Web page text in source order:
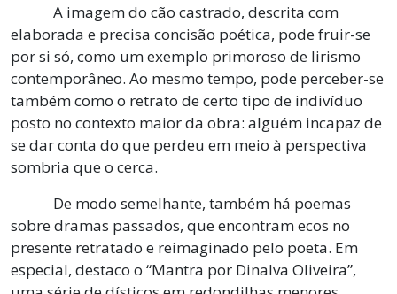
A imagem do cão castrado, descrita com
elaborada e precisa concisão poética, pode fruir-se
por si só, como um exemplo primoroso de lirismo
contemporâneo. Ao mesmo tempo, pode perceber-se
também como o retrato de certo tipo de indivíduo
posto no contexto maior da obra: alguém incapaz de
se dar conta do que perdeu em meio à perspectiva
sombria que o cerca.
De modo semelhante, também há poemas
sobre dramas passados, que encontram ecos no
presente retratado e reimaginado pelo poeta. Em
especial, destaco o “Mantra por Dinalva Oliveira”,